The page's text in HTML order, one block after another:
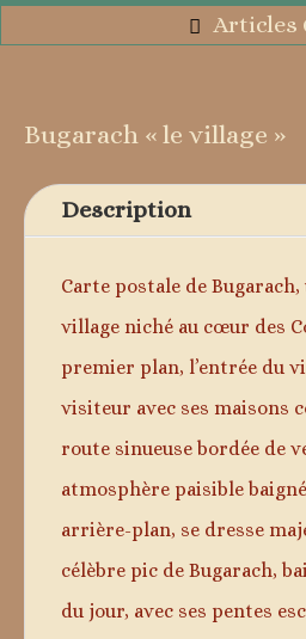
Articles
Bugarach « le village »
Description
Carte postale de
village niché au cœur des
premier plan, l’entrée du
visiteur avec ses maisons
route sinueuse bordée de
atmosphère paisible
arrière-plan, se dresse
célèbre pic de Bugarach,
du jour, avec ses pentes